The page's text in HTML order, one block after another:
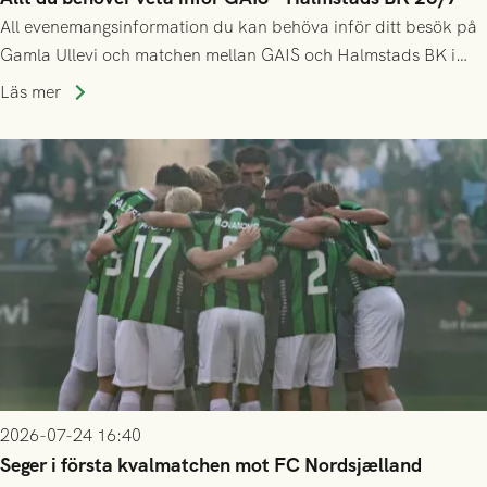
All evenemangsinformation du kan behöva inför ditt besök på
Gamla Ullevi och matchen mellan GAIS och Halmstads BK i
Allsvenskan! Avspark kl 16.30 på söndag 26/7.
Läs mer
2026-07-24 16:40
Seger i första kvalmatchen mot FC Nordsjælland